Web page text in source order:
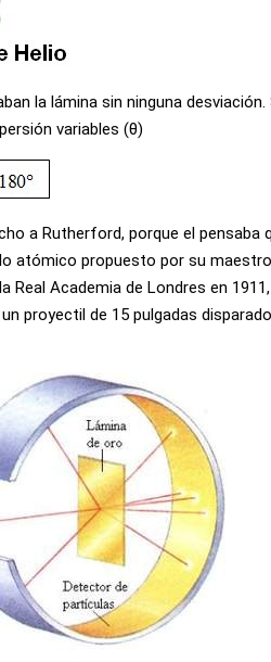
la lámina sin ninguna
variables (θ)
a Rutherford, porque el pensaba
atómico propuesto por su maestro
Academia de Londres en
proyectil de 15 pulgadas